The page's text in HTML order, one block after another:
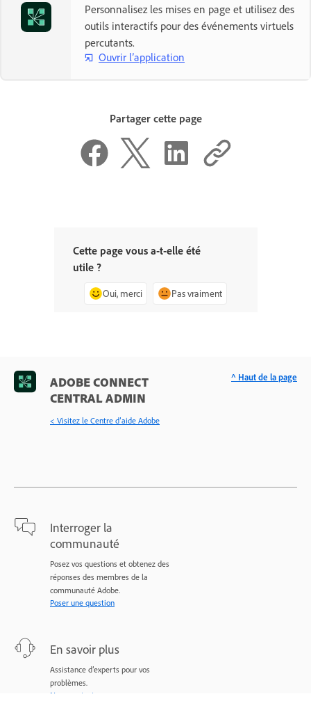
Personnalisez les mises en page et utilisez des
outils interactifs pour des événements virtuels
percutants.
Ouvrir l’application
Partager cette page
Cette page vous a-t-elle été
utile ?
Oui, merci Pas vraiment
ADOBE CONNECT
CENTRAL ADMIN
< Visitez le Centre d’aide Adobe
Interroger la
communauté
Posez vos questions et obtenez des
réponses des membres de la
communauté Adobe.
Poser une question
En savoir plus
Assistance d’experts pour vos
problèmes.
Nous contacter
^ Haut de la page